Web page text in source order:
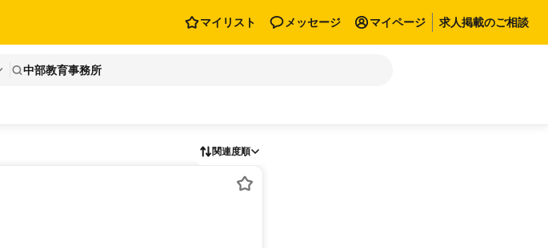
マイリスト メッセージ マイページ 求人掲載のご相談
中部教育事務所
関連度順